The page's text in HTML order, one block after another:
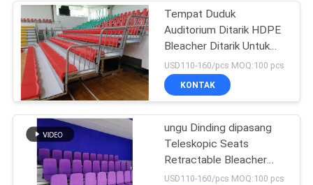
HUBUNGI
KAMI
BLOG
PERMINTAAN
PENAWARAN
Tempat Duduk
Auditorium Ditarik HDPE
Bleacher Ditarik Untuk
Stadion
USD110-160/pcs MOQ:100 pcs
KONTAK
ungu Dinding dipasang
Teleskopic Seats
Retractable Bleacher
Seating System
USD110-160/pcs MOQ:100 pcs